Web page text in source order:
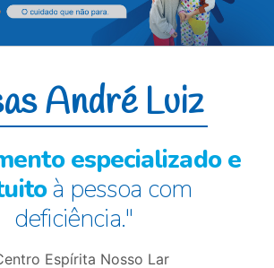
André Luiz
especializado e
à pessoa com
deficiência."
Espírita Nosso Lar